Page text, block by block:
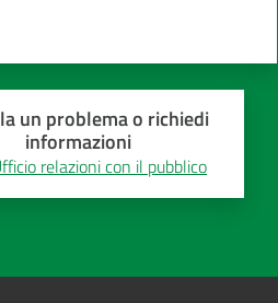
un problema o richiedi
informazioni
relazioni con il pubblico